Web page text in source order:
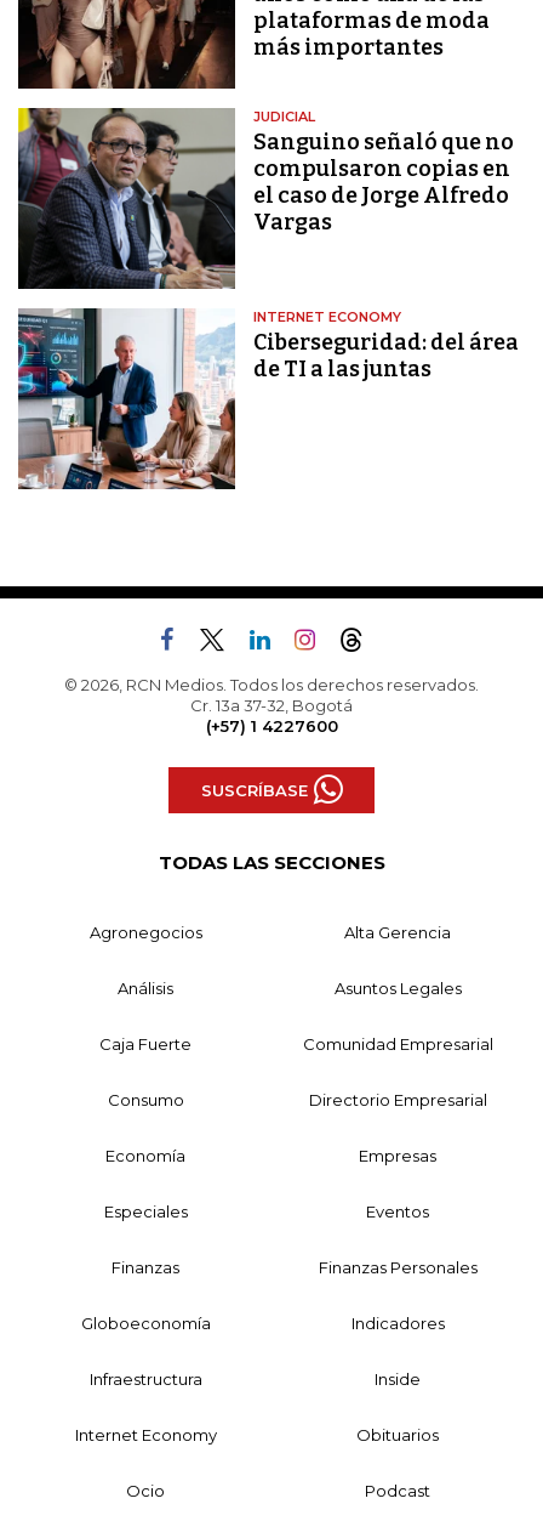
plataformas de moda
más importantes
JUDICIAL
Sanguino señaló que no
compulsaron copias en
el caso de Jorge Alfredo
Vargas
INTERNET ECONOMY
Ciberseguridad: del área
de TI a las juntas
© 2026, RCN Medios. Todos los derechos reservados.
Cr. 13a 37-32, Bogotá
(+57) 1 4227600
SUSCRÍBASE
TODAS LAS SECCIONES
Agronegocios Alta Gerencia
Análisis Asuntos Legales
Caja Fuerte Comunidad Empresarial
Consumo Directorio Empresarial
Economía Empresas
Especiales Eventos
Finanzas Finanzas Personales
Globoeconomía Indicadores
Infraestructura Inside
Internet Economy Obituarios
Ocio Podcast